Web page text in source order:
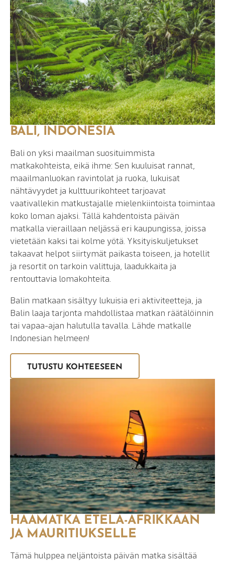
BALI, INDONESIA
Bali on yksi maailman suosituimmista
matkakohteista, eikä ihme: Sen kuuluisat rannat,
maailmanluokan ravintolat ja ruoka, lukuisat
nähtävyydet ja kulttuurikohteet tarjoavat
vaativallekin matkustajalle mielenkiintoista toimintaa
koko loman ajaksi. Tällä kahdentoista päivän
matkalla vieraillaan neljässä eri kaupungissa, joissa
vietetään kaksi tai kolme yötä. Yksityiskuljetukset
takaavat helpot siirtymät paikasta toiseen, ja hotellit
ja resortit on tarkoin valittuja, laadukkaita ja
rentouttavia lomakohteita.
Balin matkaan sisältyy lukuisia eri aktiviteetteja, ja
Balin laaja tarjonta mahdollistaa matkan räätälöinnin
tai vapaa-ajan halutulla tavalla. Lähde matkalle
Indonesian helmeen!
TUTUSTU KOHTEESEEN
HÄÄMATKA ETELÄ-AFRIKKAAN
JA MAURITIUKSELLE
Tämä hulppea neljäntoista päivän matka sisältää